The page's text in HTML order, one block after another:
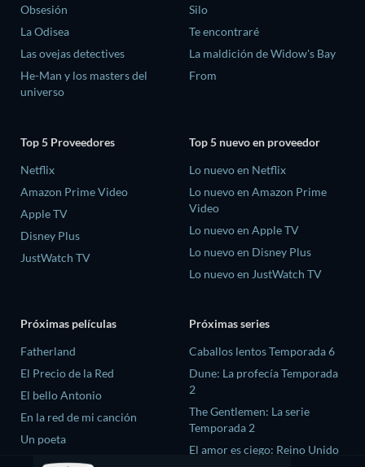
Obsesión
La Odisea
Las ovejas detectives
He-Man y los masters del
universo
Silo
Te encontraré
La maldición de Widow's Bay
From
Top 5 Proveedores
Netflix
Amazon Prime Video
Apple TV
Disney Plus
JustWatch TV
Top 5 nuevo en proveedor
Lo nuevo en Netflix
Lo nuevo en Amazon Prime
Video
Lo nuevo en Apple TV
Lo nuevo en Disney Plus
Lo nuevo en JustWatch TV
Próximas películas
Fatherland
El Precio de la Red
El bello Antonio
En la red de mi canción
Un poeta
Próximas series
Caballos lentos Temporada 6
Dune: La profecía Temporada
2
The Gentlemen: La serie
Temporada 2
El amor es ciego: Reino Unido